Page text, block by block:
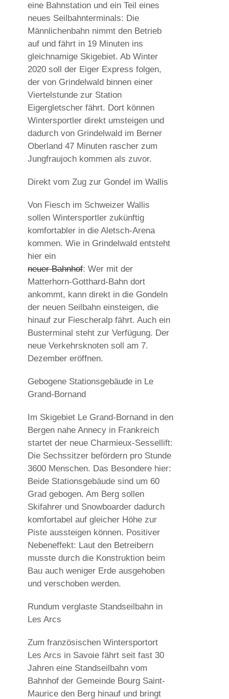
eine Bahnstation und ein Teil eines
neues Seilbahnterminals: Die
Männlichenbahn nimmt den Betrieb
auf und fährt in 19 Minuten ins
gleichnamige Skigebiet. Ab Winter
2020 soll der Eiger Express folgen,
der von Grindelwald binnen einer
Viertelstunde zur Station
Eigergletscher fährt. Dort können
Wintersportler direkt umsteigen und
dadurch von Grindelwald im Berner
Oberland 47 Minuten rascher zum
Jungfraujoch kommen als zuvor.
Direkt vom Zug zur Gondel im Wallis
Von Fiesch im Schweizer Wallis
sollen Wintersportler zukünftig
komfortabler in die Aletsch-Arena
kommen. Wie in Grindelwald entsteht
hier ein
neuer Bahnhof: Wer mit der
Matterhorn-Gotthard-Bahn dort
ankommt, kann direkt in die Gondeln
der neuen Seilbahn einsteigen, die
hinauf zur Fiescheralp fährt. Auch ein
Busterminal steht zur Verfügung. Der
neue Verkehrsknoten soll am 7.
Dezember eröffnen.
Gebogene Stationsgebäude in Le
Grand-Bornand
Im Skigebiet Le Grand-Bornand in den
Bergen nahe Annecy in Frankreich
startet der neue Charmieux-Sessellift:
Die Sechssitzer befördern pro Stunde
3600 Menschen. Das Besondere hier:
Beide Stationsgebäude sind um 60
Grad gebogen. Am Berg sollen
Skifahrer und Snowboarder dadurch
komfortabel auf gleicher Höhe zur
Piste aussteigen können. Positiver
Nebeneffekt: Laut den Betreibern
musste durch die Konstruktion beim
Bau auch weniger Erde ausgehoben
und verschoben werden.
Rundum verglaste Standseilbahn in
Les Arcs
Zum französischen Wintersportort
Les Arcs in Savoie fährt seit fast 30
Jahren eine Standseilbahn vom
Bahnhof der Gemeinde Bourg Saint-
Maurice den Berg hinauf und bringt